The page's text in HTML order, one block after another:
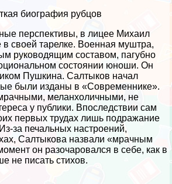
биография рубцов
перспективы, в лицее Михаил
в своей тарелке. Военная муштра,
руководящим составом, пагубно
состоянии юноши. Он
Пушкина. Салтыков начал
были изданы в «Современнике».
меланхоличными, не
у публики. Впоследствии сам
первых трудах лишь подражание
за печальных настроений,
Салтыкова назвали «мрачным
он разочаровался в себе, как в
не писать стихов.